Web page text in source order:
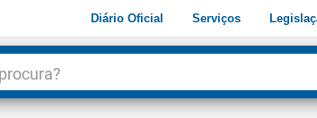
Diário Oficial Serviços